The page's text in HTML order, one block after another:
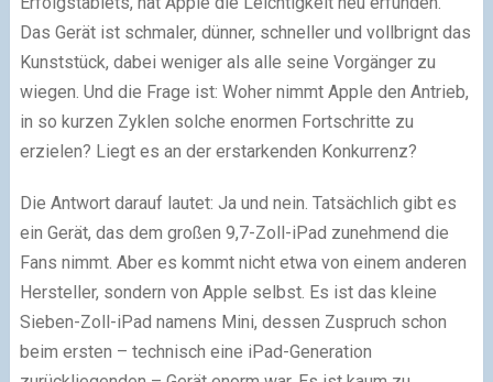
Das Gerät ist schmaler, dünner, schneller und vollbrignt das
Kunststück, dabei weniger als alle seine Vorgänger zu
wiegen. Und die Frage ist: Woher nimmt Apple den Antrieb,
in so kurzen Zyklen solche enormen Fortschritte zu
erzielen? Liegt es an der erstarkenden Konkurrenz?
Die Antwort darauf lautet: Ja und nein. Tatsächlich gibt es
ein Gerät, das dem großen 9,7-Zoll-iPad zunehmend die
Fans nimmt. Aber es kommt nicht etwa von einem anderen
Hersteller, sondern von Apple selbst. Es ist das kleine
Sieben-Zoll-iPad namens Mini, dessen Zuspruch schon
beim ersten – technisch eine iPad-Generation